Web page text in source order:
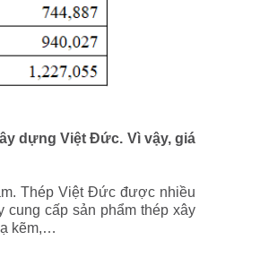
dựng Việt Đức. Vì vậy, giá
Thép Việt Đức được nhiều
cấp sản phẩm thép xây
kẽm,…